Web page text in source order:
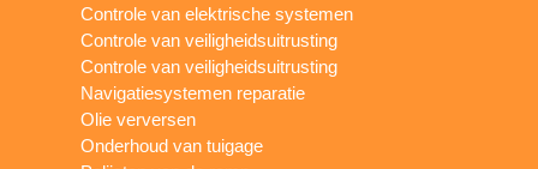
Controle van elektrische systemen
Controle van veiligheidsuitrusting
Controle van veiligheidsuitrusting
Navigatiesystemen reparatie
Olie verversen
Onderhoud van tuigage